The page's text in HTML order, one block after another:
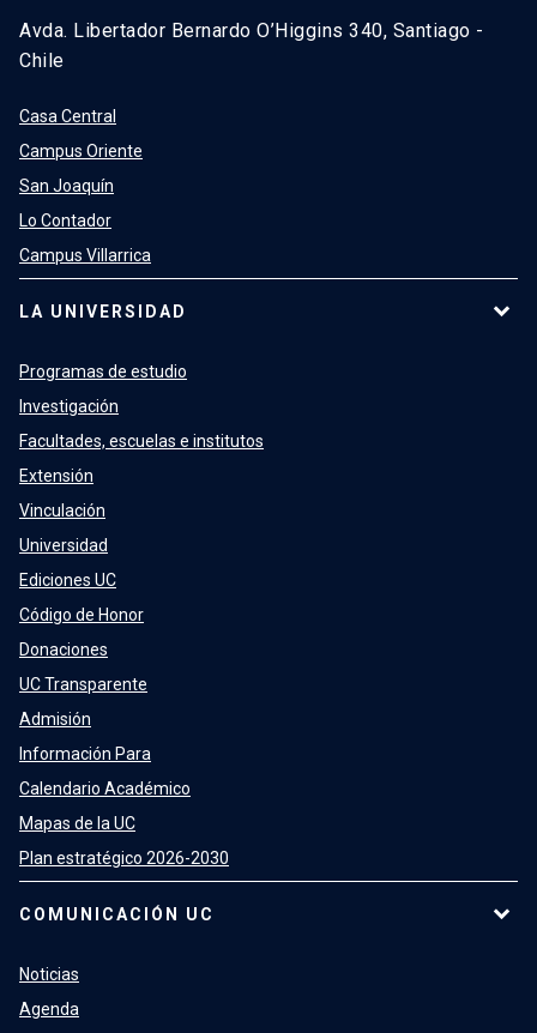
Avda. Libertador Bernardo O’Higgins 340, Santiago -
Chile
Casa Central
Campus Oriente
San Joaquín
Lo Contador
Campus Villarrica
LA UNIVERSIDAD
Programas de estudio
Investigación
Facultades, escuelas e institutos
Extensión
Vinculación
Universidad
Ediciones UC
Código de Honor
Donaciones
UC Transparente
Admisión
Información Para
Calendario Académico
Mapas de la UC
Plan estratégico 2026-2030
COMUNICACIÓN UC
Noticias
Agenda